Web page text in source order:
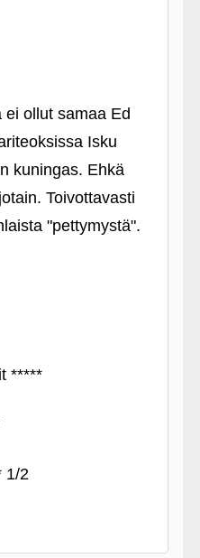
ollut samaa Ed
Isku
kuningas. Ehkä
Toivottavasti
"pettymystä".
*****
1/2